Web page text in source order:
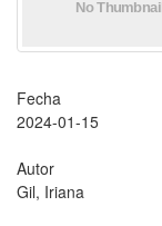
Fecha
2024-01-15
Autor
Gil, Iriana